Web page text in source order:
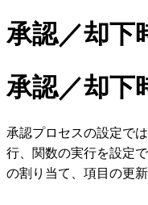
承認／却下
承認／却下
承認プロセスの設定で
行、関数の実行を設定
の割り当て、項目の更